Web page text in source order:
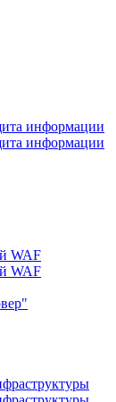
информации
информации
WAF
WAF